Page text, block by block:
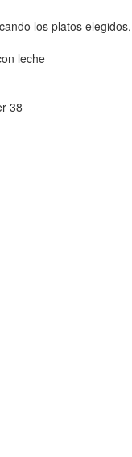
los platos elegidos,
leche
38